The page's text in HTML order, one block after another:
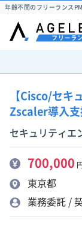
年齢不問のフリーランス
【Cisco/セキ
Zscaler導入支
セキュリティエ
700,000
東京都
業務委託 /